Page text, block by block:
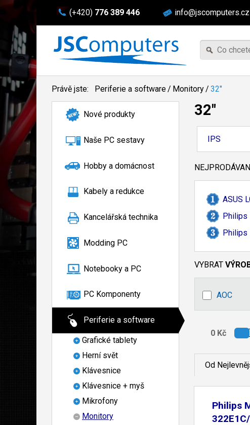
(+420) 776 389 446 info@jscomputers.cz
Právě jste: Periferie a software/ Monitory/ 32"
Nové produkty
Naše PC sestavy
Hobby a domácnost
Kabely a redukce
Kancelářská technika
Modding PC
Notebooky a PC
PC Komponenty
Periferie a software
Grafické tablety
Herní svět
Klávesnice
Klávesnice + myš
Mikrofony
Monitory
32"
IPS
ASUS
Philips
Philips
VYBRAT
AOC
Od
Philips